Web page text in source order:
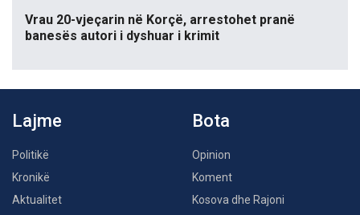
Vrau 20-vjeçarin në Korçë, arrestohet pranë
banesës autori i dyshuar i krimit
Lajme
Politikë
Kronikë
Aktualitet
Bota
Opinion
Koment
Kosova dhe Rajoni